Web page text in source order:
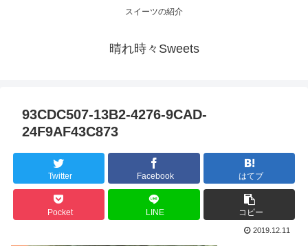
スイーツの紹介
晴れ時々Sweets
93CDC507-13B2-4276-9CAD-
24F9AF43C873
Twitter Facebook はてブ
Pocket LINE コピー
2019.12.11